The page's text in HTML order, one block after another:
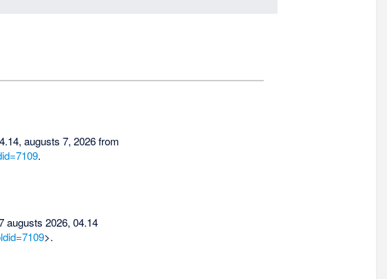
augusts 7, 2026 from
.
augusts 2026, 04.14
>.